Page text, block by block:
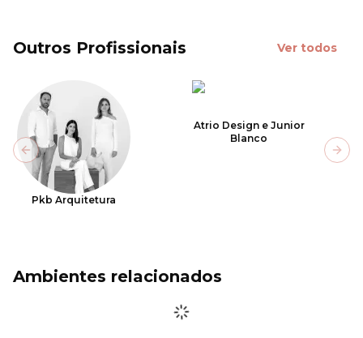
Outros Profissionais Ver todos
Pkb Arquitetura
Atrio Design e Junior
Blanco
Previous slide
Ambientes relacionados